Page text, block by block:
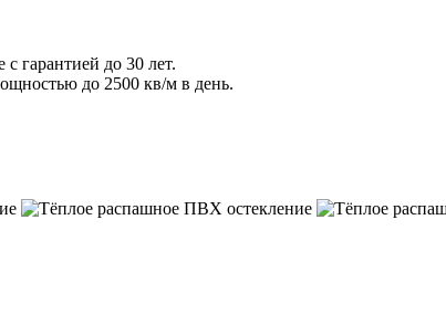
гарантией до 30 лет.
до 2500 кв/м в день.